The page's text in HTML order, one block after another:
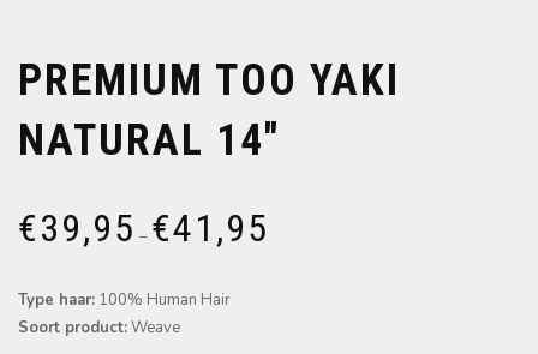
PREMIUM TOO YAKI
NATURAL 14″
€39,95 – €41,95
Type haar: 100% Human Hair
Soort product:Weave